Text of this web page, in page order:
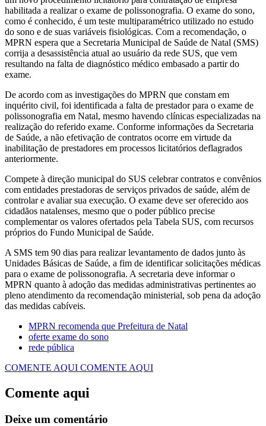
habilitada a realizar o exame de polissonografia. O exame do sono,
como é conhecido, é um teste multiparamétrico utilizado no estudo
do sono e de suas variáveis fisiológicas. Com a recomendação, o
MPRN espera que a Secretaria Municipal de Saúde de Natal (SMS)
corrija a desassistência atual ao usuário da rede SUS, que vem
resultando na falta de diagnóstico médico embasado a partir do
exame.
De acordo com as investigações do MPRN que constam em
inquérito civil, foi identificada a falta de prestador para o exame de
polissonografia em Natal, mesmo havendo clínicas especializadas na
realização do referido exame. Conforme informações da Secretaria
de Saúde, a não efetivação de contratos ocorre em virtude da
inabilitação de prestadores em processos licitatórios deflagrados
anteriormente.
Compete à direção municipal do SUS celebrar contratos e convênios
com entidades prestadoras de serviços privados de saúde, além de
controlar e avaliar sua execução. O exame deve ser oferecido aos
cidadãos natalenses, mesmo que o poder público precise
complementar os valores ofertados pela Tabela SUS, com recursos
próprios do Fundo Municipal de Saúde.
A SMS tem 90 dias para realizar levantamento de dados junto às
Unidades Básicas de Saúde, a fim de identificar solicitações médicas
para o exame de polissonografia. A secretaria deve informar o
MPRN quanto à adoção das medidas administrativas pertinentes ao
pleno atendimento da recomendação ministerial, sob pena da adoção
das medidas cabíveis.
MPRN recomenda que Prefeitura de Natal
oferte exame do sono
rede pública
COMENTE AQUI COMENTE AQUI
Comente aqui
Deixe um comentário